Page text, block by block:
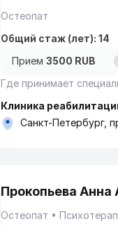
Остеопат
Общий стаж (лет): 14
Прием 3500 RUB
Где принимает
Клиника
Санкт-Петербург,
Прокопьева Анна
Остеопат